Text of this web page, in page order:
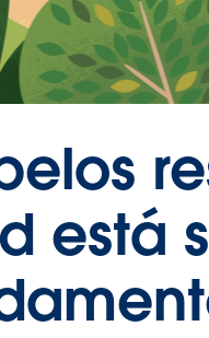
está